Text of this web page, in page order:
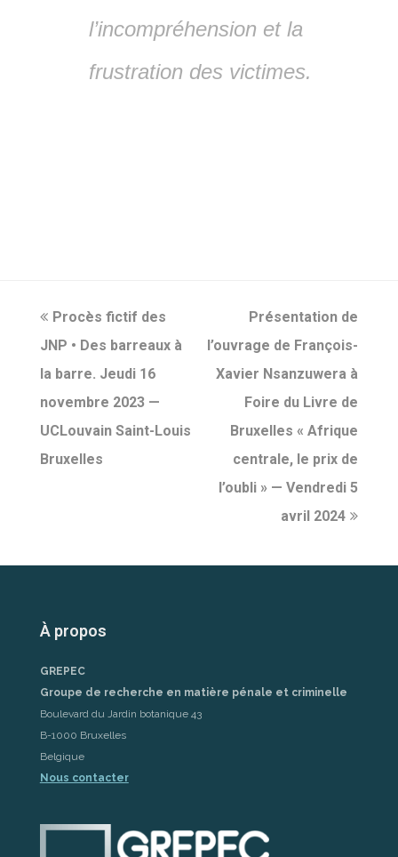
l’incompréhension et la
frustration des victimes.
previous
post:
Procès fictif des
JNP • Des barreaux à
la barre. Jeudi 16
novembre 2023 —
UCLouvain Saint-Louis
Bruxelles
next
post:
Présentation de
l’ouvrage de François-
Xavier Nsanzuwera à
Foire du Livre de
Bruxelles « Afrique
centrale, le prix de
l’oubli » — Vendredi 5
avril 2024
À propos
GREPEC
Groupe de recherche en matière pénale et criminelle
Boulevard du Jardin botanique 43
B-1000 Bruxelles
Belgique
Nous contacter